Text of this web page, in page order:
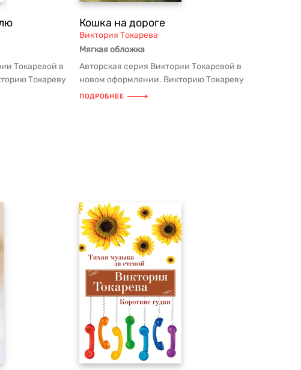
Токаревой в
Токареву
Кошка на дороге
Виктория Токарева
Мягкая обложка
Авторская серия Виктории Токаревой в
новом оформлении. Викторию Токареву
в нашей стране знают не тол...
ПОДРОБНЕЕ